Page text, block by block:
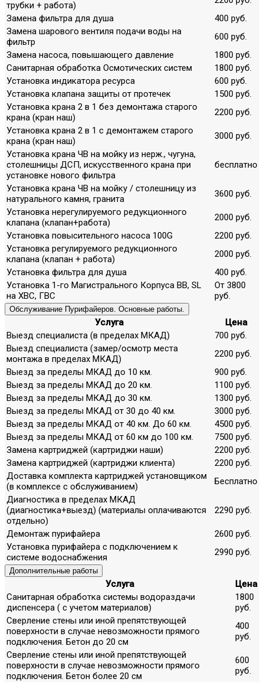
трубки + работа)
Замена фильтра для душа
400 руб.
Замена шарового вентиля подачи воды на
фильтр
600 руб.
Замена насоса, повышающего давление
1800 руб.
Санитарная обработка Осмотических систем
1800 руб.
Установка индикатора ресурса
600 руб.
Установка клапана защиты от протечек
1500 руб.
Установка крана 2 в 1 без демонтажа старого
крана (кран наш)
2200 руб.
Установка крана 2 в 1 с демонтажем старого
крана (кран наш)
3000 руб.
Установка крана ЧВ на мойку из нерж., чугуна,
столешницы ДСП, искусственного крана при
установке нового фильтра
бесплатно
Установка крана ЧВ на мойку / столешницу из
натурального камня, гранита
3600 руб.
Установка нерегулируемого редукционного
клапана (клапан+работа)
2000 руб.
Установка повысительного насоса 100G
2200 руб.
Установка регулируемого редукционного
клапана (клапан + работа)
2000 руб.
Установка фильтра для душа
400 руб.
Установка 1-го Магистрального Корпуса ВВ, SL
на ХВС, ГВС
От 3800
руб.
Обслуживание Пурифайеров. Основные работы.
Услуга
Цена
Выезд специалиста (в пределах МКАД)
700 руб.
Выезд специалиста (замер/осмотр места
монтажа в пределах МКАД)
2200 руб.
Выезд за пределы МКАД до 10 км.
900 руб.
Выезд за пределы МКАД до 20 км.
1100 руб.
Выезд за пределы МКАД до 30 км.
1300 руб.
Выезд за пределы МКАД от 30 до 40 км.
3000 руб.
Выезд за пределы МКАД от 40 км. До 60 км.
4500 руб.
Выезд за пределы МКАД от 60 км до 100 км.
7500 руб.
Замена картриджей (картриджи наши)
2200 руб.
Замена картриджей (картриджи клиента)
2200 руб.
Доставка комплекта картриджей установщиком
(в комплексе с обслуживанием)
Бесплатно
Диагностика в пределах МКАД
(диагностика+выезд) (материалы оплачиваются
отдельно)
2290 руб.
Демонтаж пурифайера
2600 руб.
Установка пурифайера с подключением к
системе водоснабжения
2990 руб.
Дополнительные работы
Услуга
Цена
Санитарная обработка системы водораздачи
диспенсера ( с учетом материалов)
1800
руб.
Сверление стены или иной препятствующей
поверхности в случае невозможности прямого
подключения. Бетон до 20 см
400
руб.
Сверление стены или иной препятствующей
поверхности в случае невозможности прямого
подключения. Бетон более 20 см
600
руб.